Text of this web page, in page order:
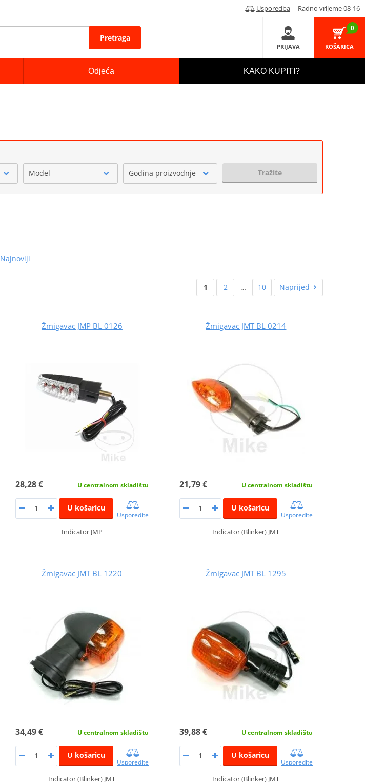
Usporedba Radno vrijeme 08-16
Pretraga
PRIJAVA
0
KOŠARICA
Odjeća KAKO KUPITI?
Model Godina proizvodnje Tražite
Najnoviji
1 2 … 10 Naprijed
Žmigavac JMP BL 0126
28,28 € U centralnom skladištu
U košaricu
Usporedite
Indicator JMP
Žmigavac JMT BL 0214
21,79 € U centralnom skladištu
U košaricu
Usporedite
Indicator (Blinker) JMT
Žmigavac JMT BL 1220
34,49 € U centralnom skladištu
U košaricu
Usporedite
Indicator (Blinker) JMT
Žmigavac JMT BL 1295
39,88 € U centralnom skladištu
U košaricu
Usporedite
Indicator (Blinker) JMT